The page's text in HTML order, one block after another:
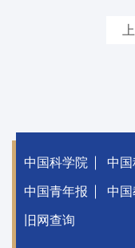
中国科学院 中国
中国青年报 中国
旧网查询